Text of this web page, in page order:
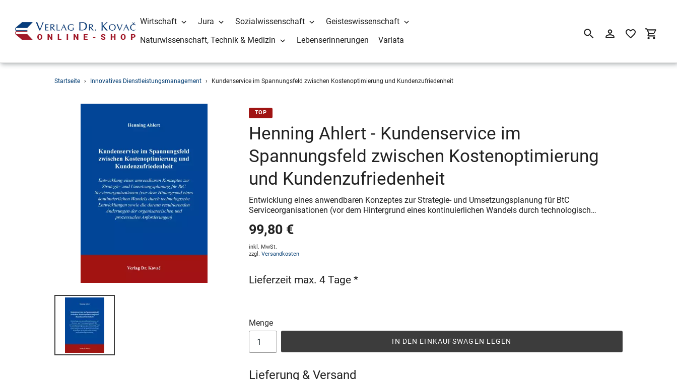
Wirtschaft Jura Sozialwissenschaft
Geisteswissenschaft
Naturwissenschaft, Technik & Medizin
Lebenserinnerungen Variata SuchenEinloggen
Startseite › Innovatives Dienstleistungsmanagement › Kundenservice im Spannungsfeld zwischen Kostenoptimierung und Kundenzufriedenheit
TOP
Henning Ahlert - Kundenservice im
Spannungsfeld zwischen Kostenoptimierung
und Kundenzufriedenheit
Entwicklung eines anwendbaren Konzeptes zur Strategie- und Umsetzungsplanung für BtC
Serviceorganisationen (vor dem Hintergrund eines kontinuierlichen Wandels durch technologisch…
99,80 €
inkl. MwSt.
zzgl. Versandkosten
Lieferzeit max. 4 Tage *
Menge
IN DEN EINKAUFSWAGEN LEGEN
Lieferung & Versand